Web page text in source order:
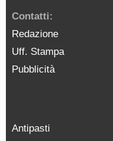
Contatti:
Redazione
Uff. Stampa
Pubblicità
Antipasti